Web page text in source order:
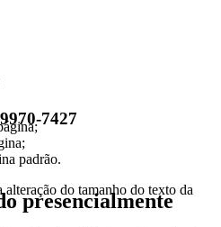
7427
presencialmente
padrão.
do tamanho do texto da